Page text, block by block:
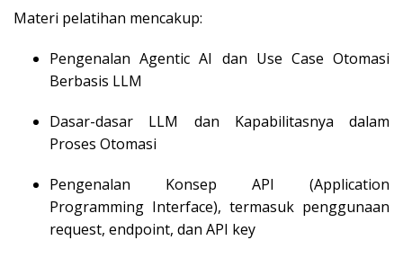
Materi pelatihan mencakup:
Pengenalan Agentic AI dan Use Case Otomasi
Berbasis LLM
Dasar-dasar LLM dan Kapabilitasnya dalam
Proses Otomasi
Pengenalan Konsep API (Application
Programming Interface), termasuk penggunaan
request, endpoint, dan API key